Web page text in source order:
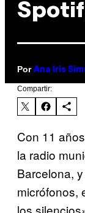
Por Ana Iris
Compartir:
Con 11
la radio
Barcelona,
micrófonos,
los